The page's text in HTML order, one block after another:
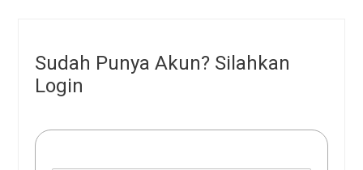
Sudah Punya Akun? Silahkan
Login